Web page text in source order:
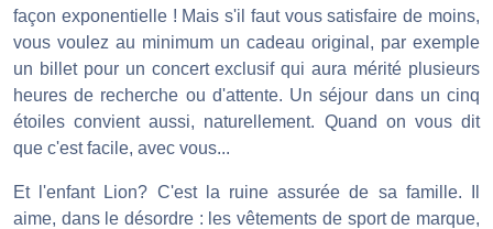
façon exponentielle ! Mais s'il faut vous satisfaire de moins,
vous voulez au minimum un cadeau original, par exemple
un billet pour un concert exclusif qui aura mérité plusieurs
heures de recherche ou d'attente. Un séjour dans un cinq
étoiles convient aussi, naturellement. Quand on vous dit
que c'est facile, avec vous...
Et l'enfant Lion? C'est la ruine assurée de sa famille. Il
aime, dans le désordre : les vêtements de sport de marque,